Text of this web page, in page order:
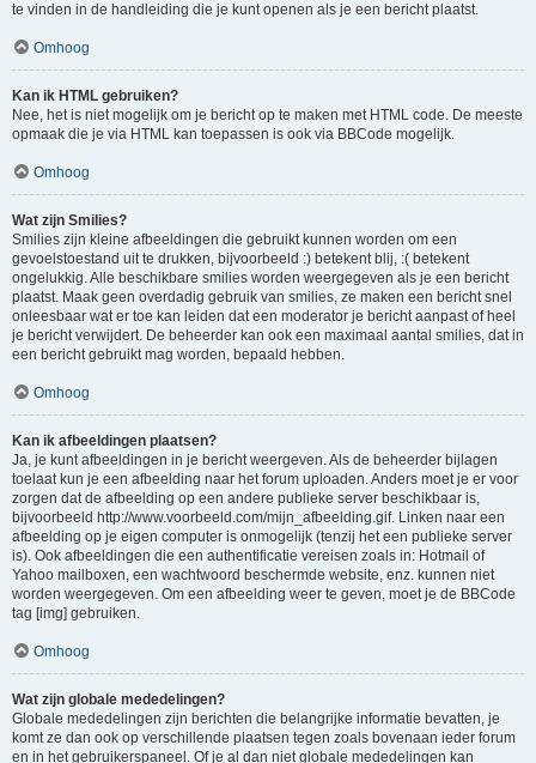
te vinden in de handleiding die je kunt openen als je een bericht plaatst.
Omhoog
Kan ik HTML gebruiken?
Nee, het is niet mogelijk om je bericht op te maken met HTML code. De meeste
opmaak die je via HTML kan toepassen is ook via BBCode mogelijk.
Omhoog
Wat zijn Smilies?
Smilies zijn kleine afbeeldingen die gebruikt kunnen worden om een
gevoelstoestand uit te drukken, bijvoorbeeld :) betekent blij, :( betekent
ongelukkig. Alle beschikbare smilies worden weergegeven als je een bericht
plaatst. Maak geen overdadig gebruik van smilies, ze maken een bericht snel
onleesbaar wat er toe kan leiden dat een moderator je bericht aanpast of heel
je bericht verwijdert. De beheerder kan ook een maximaal aantal smilies, dat in
een bericht gebruikt mag worden, bepaald hebben.
Omhoog
Kan ik afbeeldingen plaatsen?
Ja, je kunt afbeeldingen in je bericht weergeven. Als de beheerder bijlagen
toelaat kun je een afbeelding naar het forum uploaden. Anders moet je er voor
zorgen dat de afbeelding op een andere publieke server beschikbaar is,
bijvoorbeeld http://www.voorbeeld.com/mijn_afbeelding.gif. Linken naar een
afbeelding op je eigen computer is onmogelijk (tenzij het een publieke server
is). Ook afbeeldingen die een authentificatie vereisen zoals in: Hotmail of
Yahoo mailboxen, een wachtwoord beschermde website, enz. kunnen niet
worden weergegeven. Om een afbeelding weer te geven, moet je de BBCode
tag [img] gebruiken.
Omhoog
Wat zijn globale mededelingen?
Globale mededelingen zijn berichten die belangrijke informatie bevatten, je
komt ze dan ook op verschillende plaatsen tegen zoals bovenaan ieder forum
en in het gebruikerspaneel. Of je al dan niet globale mededelingen kan